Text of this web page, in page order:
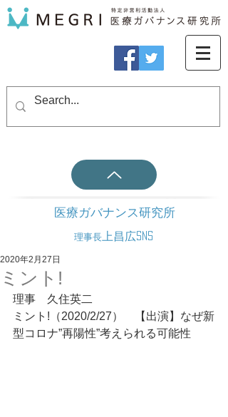
医療ガバナンス研究所
理事長 上昌広SNS
ミント!
2020年2月27日
理事　久住英二
ミント!（2020/2/27）　【出演】なぜ新
型コロナ”再陽性”考えられる可能性